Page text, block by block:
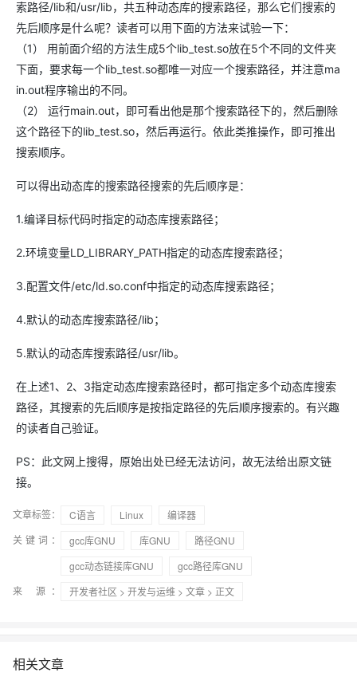
索路径/lib和/usr/lib，共五种动态库的搜索路径，那么它们搜索的
先后顺序是什么呢？读者可以用下面的方法来试验一下：
（1） 用前面介绍的方法生成5个lib_test.so放在5个不同的文件夹
下面，要求每一个lib_test.so都唯一对应一个搜索路径，并注意ma
in.out程序输出的不同。
（2） 运行main.out，即可看出他是那个搜索路径下的，然后删除
这个路径下的lib_test.so，然后再运行。依此类推操作，即可推出
搜索顺序。
可以得出动态库的搜索路径搜索的先后顺序是：
1.编译目标代码时指定的动态库搜索路径；
2.环境变量LD_LIBRARY_PATH指定的动态库搜索路径；
3.配置文件/etc/ld.so.conf中指定的动态库搜索路径；
4.默认的动态库搜索路径/lib；
5.默认的动态库搜索路径/usr/lib。
在上述1、2、3指定动态库搜索路径时，都可指定多个动态库搜索
路径，其搜索的先后顺序是按指定路径的先后顺序搜索的。有兴趣
的读者自己验证。
PS：此文网上搜得，原始出处已经无法访问，故无法给出原文链
接。
文章标签： C语言 Linux
编译器
关键词：
gcc库GNU 库GNU
路径GNU
gcc动态链接库GNU
gcc路径库GNU
来 源：
开发者社区 > 开发与运维 > 文章 > 正文
相关文章